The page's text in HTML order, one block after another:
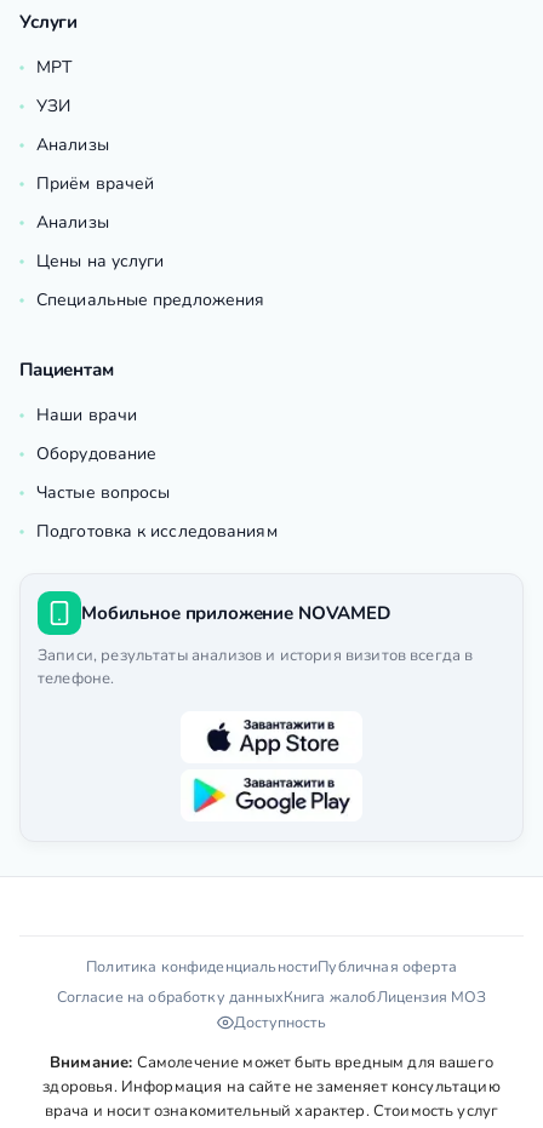
Услуги
МРТ
УЗИ
Анализы
Приём врачей
Анализы
Цены на услуги
Специальные предложения
Пациентам
Наши врачи
Оборудование
Частые вопросы
Подготовка к исследованиям
Мобильное приложение NOVAMED
Записи, результаты анализов и история визитов всегда в
телефоне.
Политика конфиденциальностиПубличная оферта
Согласие на обработку данныхКнига жалобЛицензия МОЗ
Доступность
Внимание: Самолечение может быть вредным для вашего
здоровья. Информация на сайте не заменяет консультацию
врача и носит ознакомительный характер. Стоимость услуг